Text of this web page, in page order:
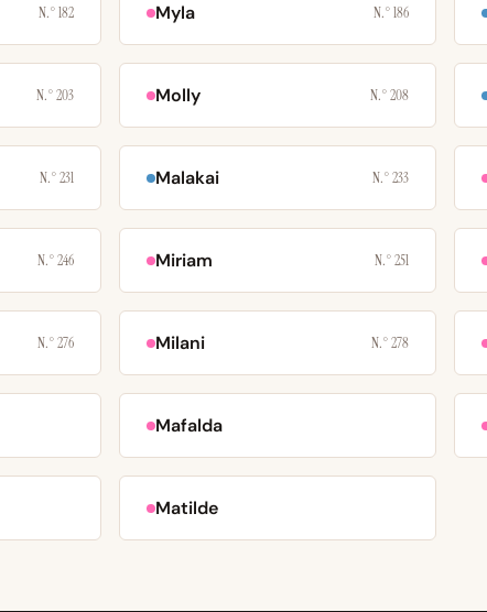
N.° 182 Myla N.° 186
N.° 203 Molly N.° 208
N.° 231 Malakai N.° 233
N.° 246 Miriam N.° 251
N.° 276 Milani N.° 278
Mafalda
Matilde